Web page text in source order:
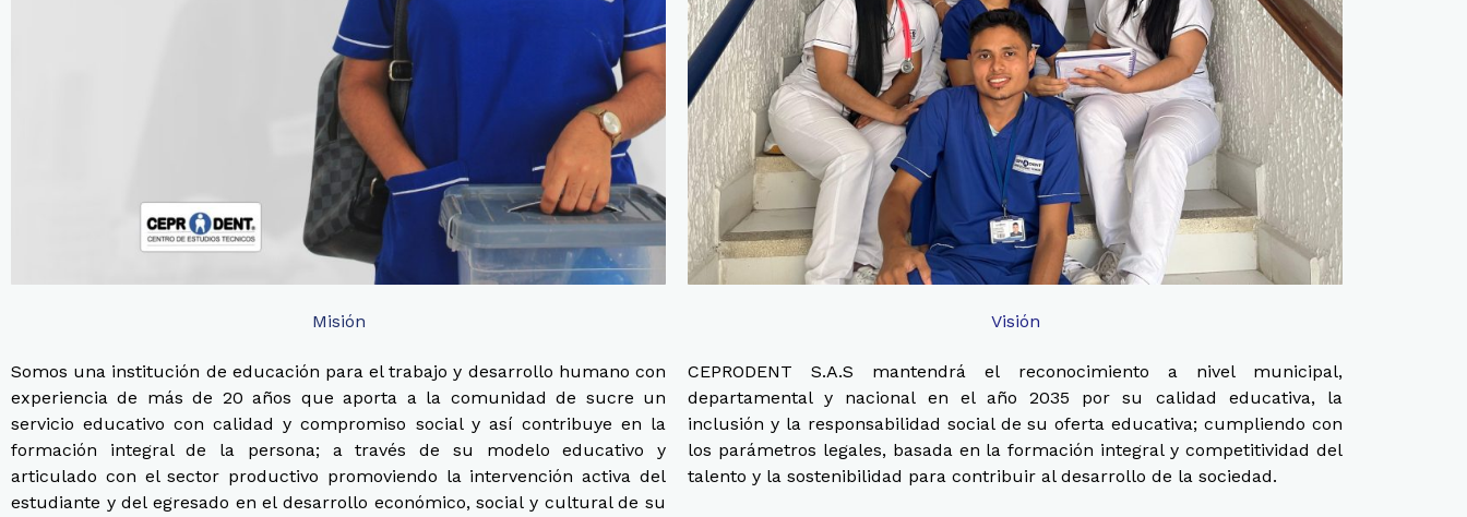
Misión
Somos una institución de educación para el trabajo y desarrollo humano con
experiencia de más de 20 años que aporta a la comunidad de sucre un
servicio educativo con calidad y compromiso social y así contribuye en la
formación integral de la persona; a través de su modelo educativo y
articulado con el sector productivo promoviendo la intervención activa del
estudiante y del egresado en el desarrollo económico, social y cultural de su
Visión
CEPRODENT S.A.S mantendrá el reconocimiento a nivel municipal,
departamental y nacional en el año 2035 por su calidad educativa, la
inclusión y la responsabilidad social de su oferta educativa; cumpliendo con
los parámetros legales, basada en la formación integral y competitividad del
talento y la sostenibilidad para contribuir al desarrollo de la sociedad.